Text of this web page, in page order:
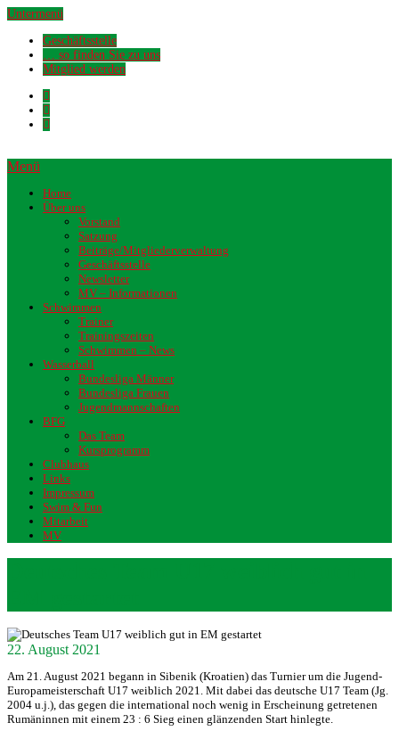
Untermenü
Geschäftsstelle
… so finden Sie zu uns
Mitglied werden
Menü
Home
Über uns
Vorstand
Satzung
Beiträge/Mitgliederverwaltung
Geschäftsstelle
Newsletter
MV – Informationen
Schwimmen
Trainer
Trainingszeiten
Schwimmen – News
Wasserball
Bundesliga Männer
Bundesliga Frauen
Jugendmannschaften
BFG
Das Team
Kursprogramm
Clubhaus
Links
Impressum
Swim & Fun
Mitarbeit
MV
22. August 2021
Am 21. August 2021 begann in Sibenik (Kroatien) das Turnier um die Jugend-
Europameisterschaft U17 weiblich 2021. Mit dabei das deutsche U17 Team (Jg.
2004 u.j.), das gegen die international noch wenig in Erscheinung getretenen
Rumäninnen mit einem 23 : 6 Sieg einen glänzenden Start hinlegte.